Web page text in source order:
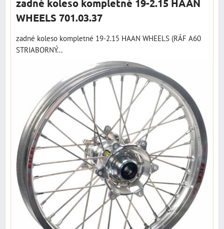
zadné koleso kompletné 19-2.15 HAAN
WHEELS 701.03.37
zadné koleso kompletné 19-2.15 HAAN WHEELS (RÁF A60
STRIABORNÝ...